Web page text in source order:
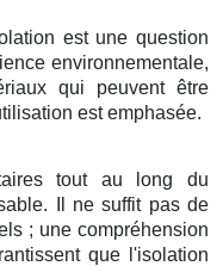
est une question
environnementale,
qui peuvent être
est emphasée.
tout au long du
Il ne suffit pas de
; une compréhension
que l'isolation